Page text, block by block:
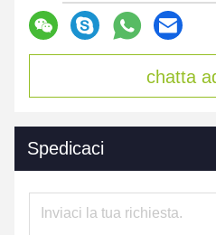
chatta
Spedicaci